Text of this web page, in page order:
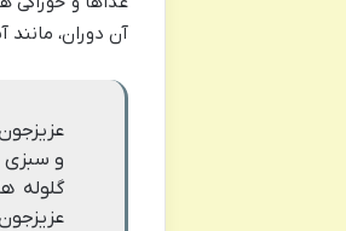
آن دوران،
و سبزی
گلوله